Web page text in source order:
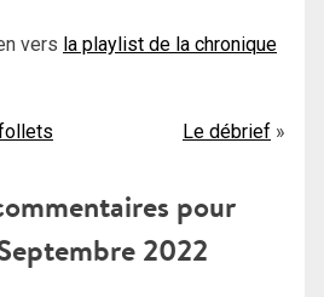
vers la playlist de la chronique
Le débrief
pour
2022